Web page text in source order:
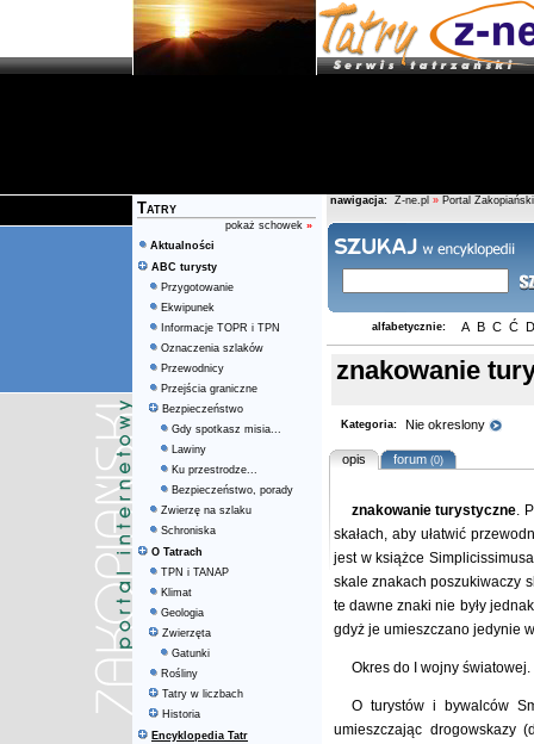
Tatry
pokaż schowek »
Aktualności
ABC turysty
Przygotowanie
Ekwipunek
Informacje TOPR i TPN
Oznaczenia szlaków
Przewodnicy
Przejścia graniczne
Bezpieczeństwo
Gdy spotkasz misia...
Lawiny
Ku przestrodze...
Bezpieczeństwo, porady
Zwierzę na szlaku
Schroniska
O Tatrach
TPN i TANAP
Klimat
Geologia
Zwierzęta
Gatunki
Rośliny
Tatry w liczbach
Historia
Encyklopedia Tatr
nawigacja: Z-ne.pl » Portal Zakopiański
alfabetycznie: A B C Ć D
znakowanie
Kategoria: Nie okreslony
opis forum(0)
znakowanie turystyczne.
skałach, aby ułatwić
jest w książce
skale znakach poszukiwaczy
te dawne znaki nie były
gdyż je umieszczano jedynie
Okres do I wojny światowej.
O turystów i bywalców
umieszczając drogowskazy